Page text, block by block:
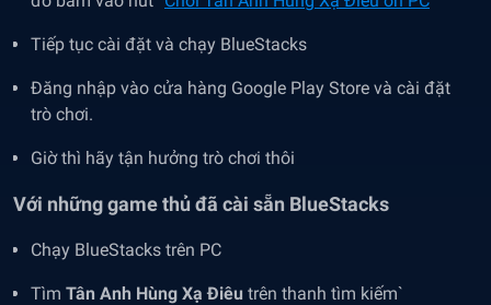
Tiếp tục cài đặt và chạy BlueStacks
Đăng nhập vào cửa hàng Google Play Store và cài đặt
trò chơi.
Giờ thì hãy tận hưởng trò chơi thôi
Với những game thủ đã cài sẵn BlueStacks
Chạy BlueStacks trên PC
Tìm Tân Anh Hùng Xạ Điêu trên thanh tìm kiếm`